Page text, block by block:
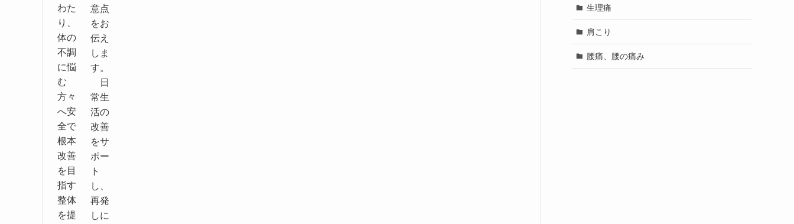
わた
り、
体の
不調
に悩
む
方々
へ安
全で
根本
改善
を目
指す
整体
を提
意点
をお
伝え
しま
す。
日
常生
活の
改善
をサ
ポー
ト
し、
再発
しに
生理痛
肩こり
腰痛、腰の痛み